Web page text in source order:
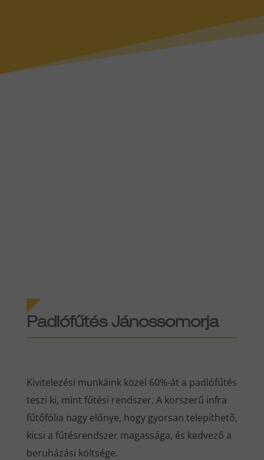
Padlófűtés Jánossomorja
Kivitelezési munkáink közel 60%-át a padlófűtés
teszi ki, mint fűtési rendszer. A korszerű infra
fűtőfólia nagy előnye, hogy gyorsan telepíthető,
kicsi a fűtésrendszer magassága, és kedvező a
beruházási költsége.